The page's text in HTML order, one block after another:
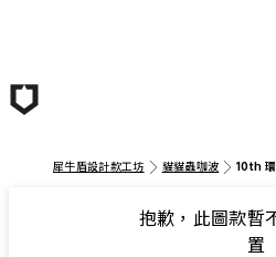
犀牛盾設計款工坊 貓貓蟲咖波 10th
抱歉，此圖款暫
置